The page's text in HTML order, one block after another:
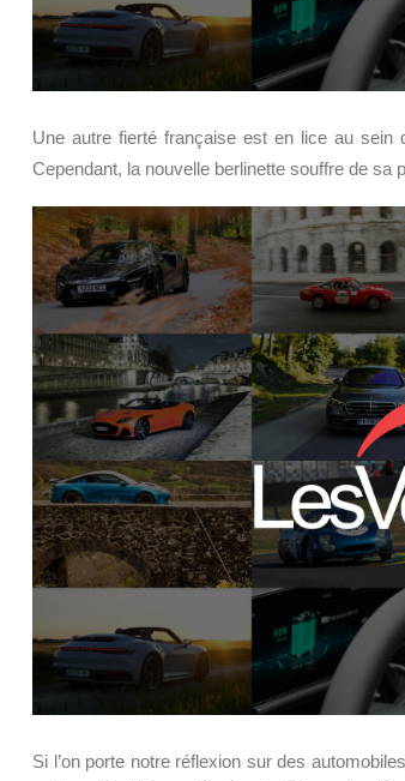
Une autre fierté française est en lice au
Cependant, la nouvelle berlinette souffre de sa
Si l’on porte notre réflexion sur des